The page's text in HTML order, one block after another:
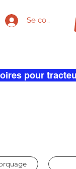
Se connecter
pour